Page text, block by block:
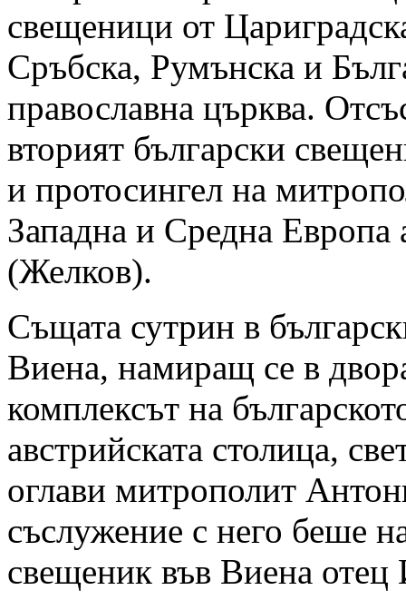
свещеници от
Сръбска, Румънска и
православна църква.
вторият български
и протосингел на
Западна и Средна
(Желков).
Същата сутрин в
Виена, намиращ се в
комплексът на
австрийската столица,
оглави митрополит
съслужение с него беше
свещеник във Виена